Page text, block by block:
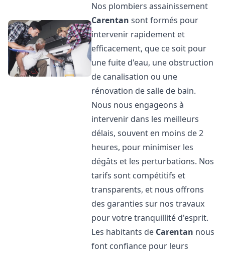
Nos plombiers assainissement
Carentan sont formés pour
intervenir rapidement et
efficacement, que ce soit pour
une fuite d'eau, une obstruction
de canalisation ou une
rénovation de salle de bain.
Nous nous engageons à
intervenir dans les meilleurs
délais, souvent en moins de 2
heures, pour minimiser les
dégâts et les perturbations. Nos
tarifs sont compétitifs et
transparents, et nous offrons
des garanties sur nos travaux
pour votre tranquillité d'esprit.
Les habitants de Carentan nous
font confiance pour leurs